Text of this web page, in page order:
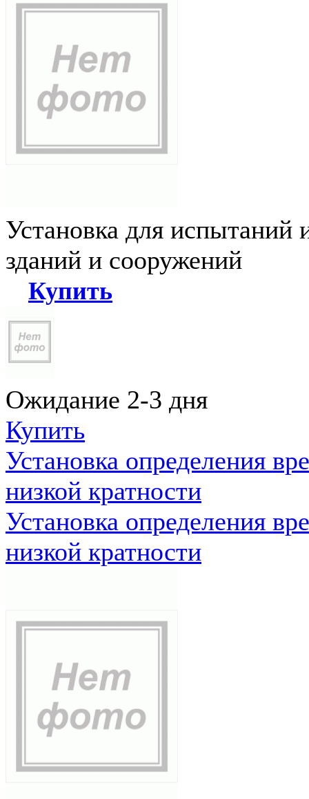
Установка для испытаний
зданий и сооружений
Купить
Ожидание 2-3 дня
Купить
Установка определения
низкой кратности
Установка определения
низкой кратности